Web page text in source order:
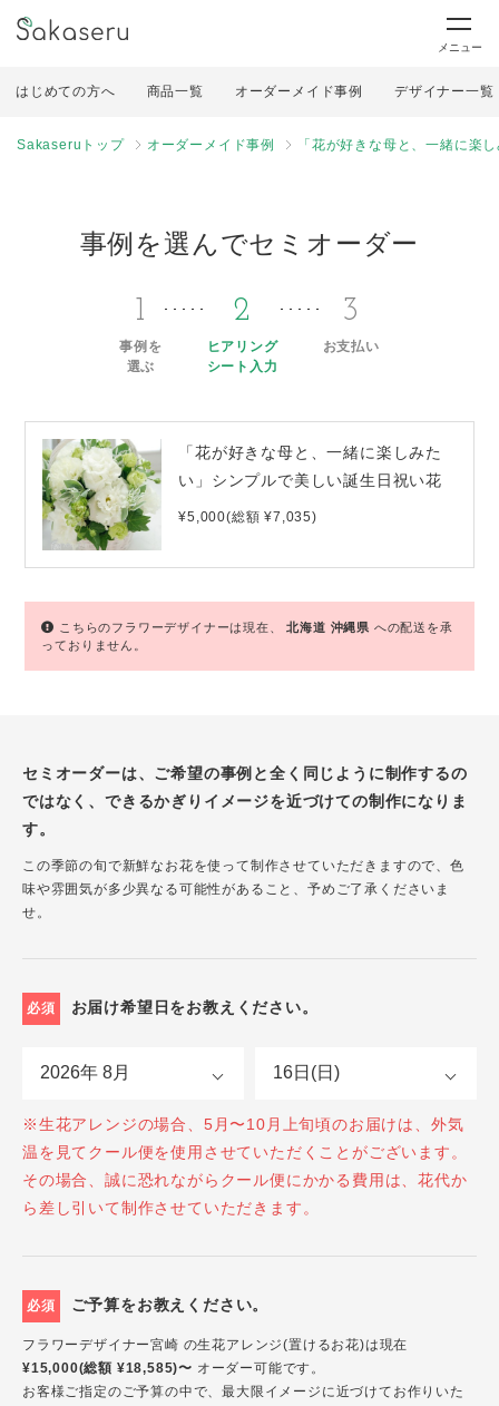
メニュー
はじめての方へ 商品一覧 オーダーメイド事例 デザイナー一覧
Sakaseruトップ オーダーメイド事例 「花が好きな母と、一緒に楽
事例を選んでセミオーダー
1
事例を
選ぶ
2
ヒアリング
シート入力
3
お支払い
「花が好きな母と、一緒に楽しみた
い」シンプルで美しい誕生日祝い花
¥5,000(総額 ¥7,035)
こちらのフラワーデザイナーは現在、北海道 沖縄県 への配送を承
っておりません。
セミオーダーは、ご希望の事例と全く同じように制作するの
ではなく、できるかぎりイメージを近づけての制作になりま
す。
この季節の旬で新鮮なお花を使って制作させていただきますので、色
味や雰囲気が多少異なる可能性があること、予めご了承くださいま
せ。
必須 お届け希望日をお教えください。
※生花アレンジの場合、5月〜10月上旬頃のお届けは、外気
温を見てクール便を使用させていただくことがございます。
その場合、誠に恐れながらクール便にかかる費用は、花代か
ら差し引いて制作させていただきます。
必須 ご予算をお教えください。
フラワーデザイナー宮崎 の生花アレンジ(置けるお花)は現在
¥15,000(総額 ¥18,585)〜 オーダー可能です。
お客様ご指定のご予算の中で、最大限イメージに近づけてお作りいた